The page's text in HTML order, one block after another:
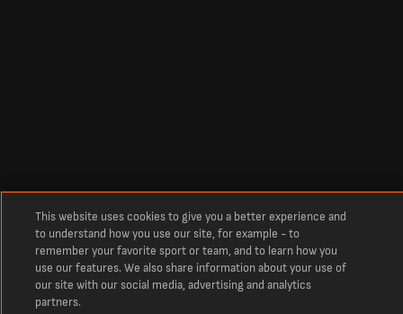
This website uses cookies to give you a better experience and
to understand how you use our site, for example - to
remember your favorite sport or team, and to learn how you
use our features. We also share information about your use of
our site with our social media, advertising and analytics
partners.